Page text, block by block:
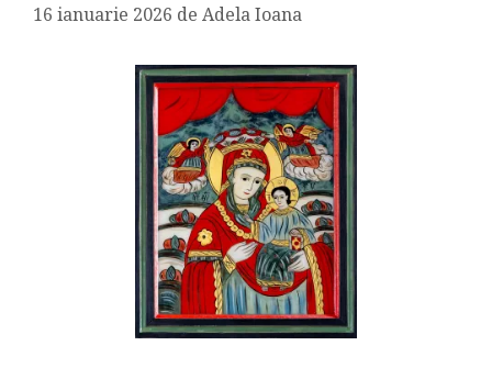
16 ianuarie 2026 de Adela Ioana